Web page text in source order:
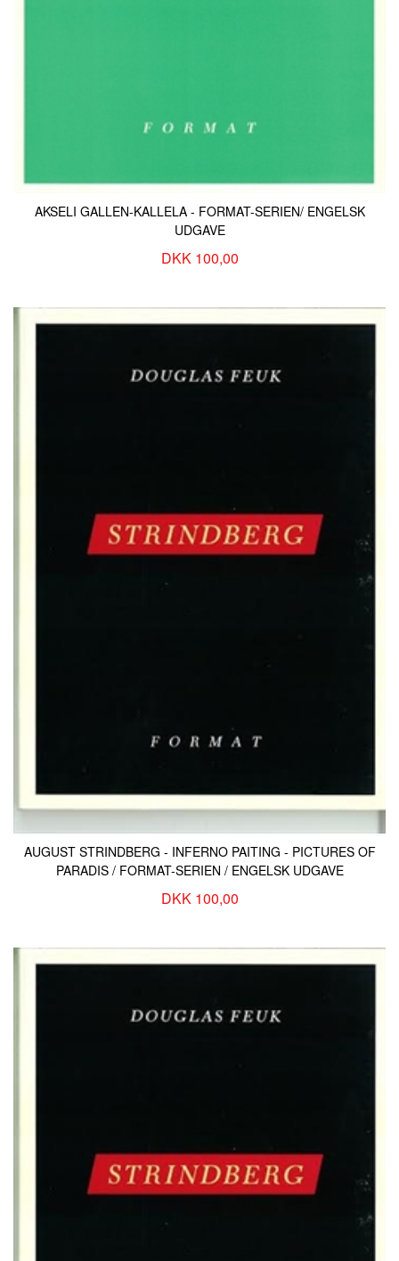
AKSELI GALLEN-KALLELA - FORMAT-SERIEN/ ENGELSK
UDGAVE
DKK 100,00
AUGUST STRINDBERG - INFERNO PAITING - PICTURES OF
PARADIS / FORMAT-SERIEN / ENGELSK UDGAVE
DKK 100,00